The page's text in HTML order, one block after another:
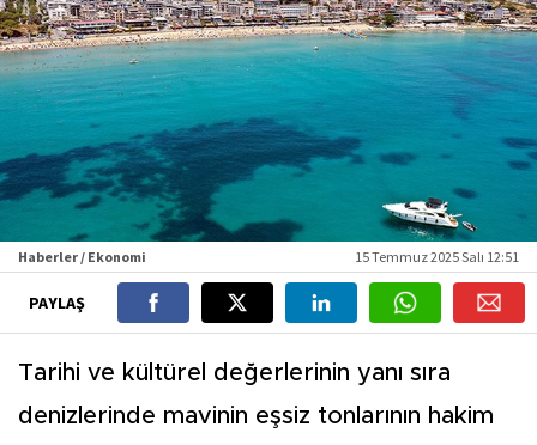
Haberler / Ekonomi 15 Temmuz 2025 Salı 12:51
PAYLAŞ
Tarihi ve kültürel değerlerinin yanı sıra
denizlerinde mavinin eşsiz tonlarının hakim